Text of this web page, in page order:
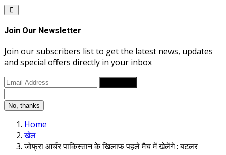
Join Our Newsletter
Join our subscribers list to get the latest news, updates
and special offers directly in your inbox
No, thanks
Home
खेल
जोफ्रा आर्चर पाकिस्तान के खिलाफ पहले मैच में खेलेंगे : बटलर